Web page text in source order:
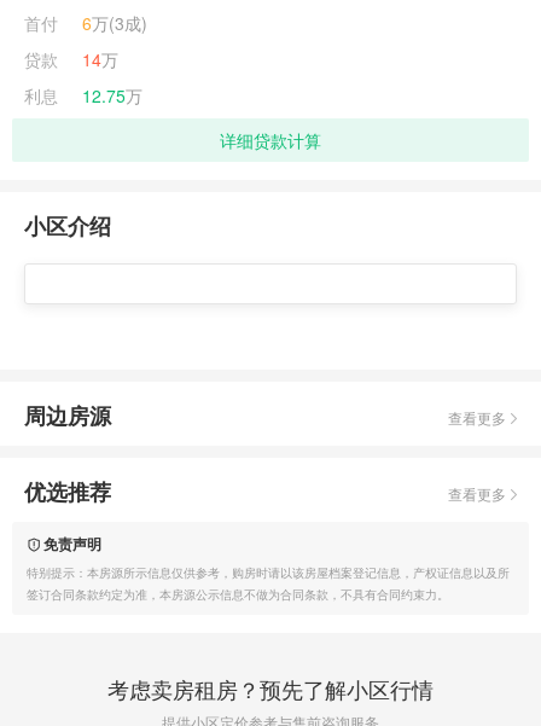
首付
6万(3成)
贷款
14万
利息
12.75万
详细贷款计算
小区介绍
周边房源 查看更多
优选推荐 查看更多
免责声明
特别提示：本房源所示信息仅供参考，购房时请以该房屋档案登记信息，产权证信息以及所
签订合同条款约定为准，本房源公示信息不做为合同条款，不具有合同约束力。
考虑卖房租房？预先了解小区行情
提供小区定价参考与售前咨询服务